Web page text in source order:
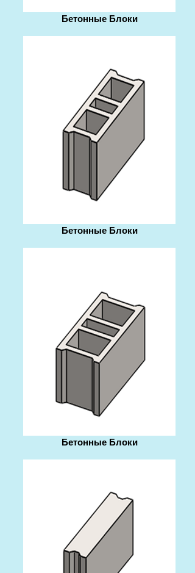
Бетонные Блоки
Бетонные Блоки
Бетонные Блоки